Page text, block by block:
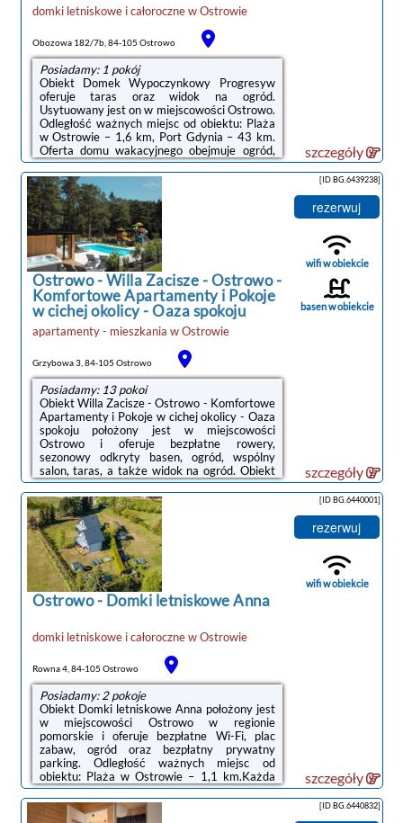
domki letniskowe i całorocznewOstrowie
Obozowa 182/7b, 84-105 Ostrowo
Posiadamy: 1 pokój
Obiekt Domek Wypoczynkowy Progresyw
oferuje taras oraz widok na ogród.
Usytuowany jest on w miejscowości Ostrowo.
Odległość ważnych miejsc od obiektu: Plaża
w Ostrowie – 1,6 km, Port Gdynia – 43 km.
Oferta domu wakacyjnego obejmuje ogród,
sprzęt do grillowania, bezpłatne Wi-Fi oraz
bezpłatny prywatny parking.W domu
wakacyjnym z 2 sypialniami zapewniono
klimatyzację oraz salon. Wyposażenie
obejmuje też telewizor z płaskim ekranem z
dostępem do kanałów satelitarnych. Do
dyspozycji Gości jest część wypoczynkowa
oraz aneks kuchenny z lodówką, zmywarką i
mikrofalówką.Odległość ...
szczegóły
Ostrowo-Willa Zacisze - Ostrowo -
Komfortowe Apartamenty i Pokoje
w cichej okolicy - Oaza spokoju
apartamenty - mieszkania wOstrowie
Grzybowa 3, 84-105 Ostrowo
Posiadamy: 13 pokoi
Obiekt Willa Zacisze - Ostrowo - Komfortowe
Apartamenty i Pokoje w cichej okolicy - Oaza
spokoju położony jest w miejscowości
Ostrowo i oferuje bezpłatne rowery,
sezonowy odkryty basen, ogród, wspólny
salon, taras, a także widok na ogród. Obiekt
zapewnia bezpłatne Wi-Fi we wszystkich
pomieszczeniach. Na terenie obiektu
dostępny jest też prywatny
parking.Wszystkie opcje zakwaterowania
mają balkon, kuchnię z lodówką, jadalnię oraz
prywatną łazienkę wyposażoną w prysznic i
suszarkę do włosów. Do dyspozycji Gości jest
też telewizor z płaskim ekranem.
Wyposażenie obejmuje ...
[ID BG.6439238]
rezerwuj
wifi w obiekcie
basen w obiekcie
szczegóły
Ostrowo- Domki letniskowe Anna
domki letniskowe i całorocznewOstrowie
Rowna 4, 84-105 Ostrowo
Posiadamy: 2 pokoje
Obiekt Domki letniskowe Anna położony jest
w miejscowości Ostrowo w regionie
pomorskie i oferuje bezpłatne Wi-Fi, plac
zabaw, ogród oraz bezpłatny prywatny
parking. Odległość ważnych miejsc od
obiektu: Plaża w Ostrowie – 1,1 km.Każda
opcja zakwaterowania ma taras i
wyposażona jest w telewizor z płaskim
ekranem. We wszystkich opcjach znajduje się
[ID BG.6440001]
rezerwuj
wifi w obiekcie
szczegóły
[ID BG.6440832]